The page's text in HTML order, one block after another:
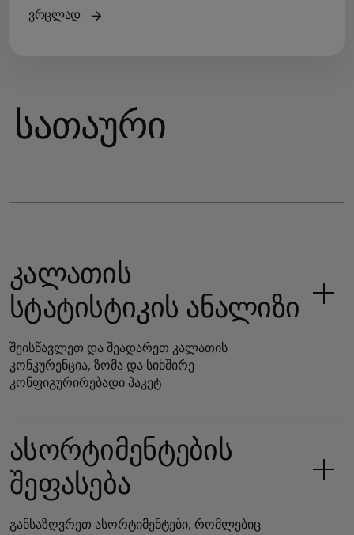
ვრცლად
სათაური
კალათის
სტატისტიკის ანალიზი
შეისწავლეთ და შეადარეთ კალათის
კონკურენცია, ზომა და სიხშირე
კონფიგურირებადი პაკეტ
ასორტიმენტების
შეფასება
განსაზღვრეთ ასორტიმენტები, რომლებიც